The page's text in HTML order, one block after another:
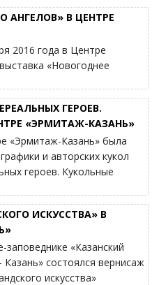
АНГЕЛОВ» В ЦЕНТРЕ
2016 года в Центре
«Новогоднее
ГЕРОЕВ.
«ЭРМИТАЖ-КАЗАНЬ»
«Эрмитаж-Казань» была
и авторских кукол
героев. Кукольные
ИСКУССТВА» В
«Казанский
состоялся вернисаж
искусства»